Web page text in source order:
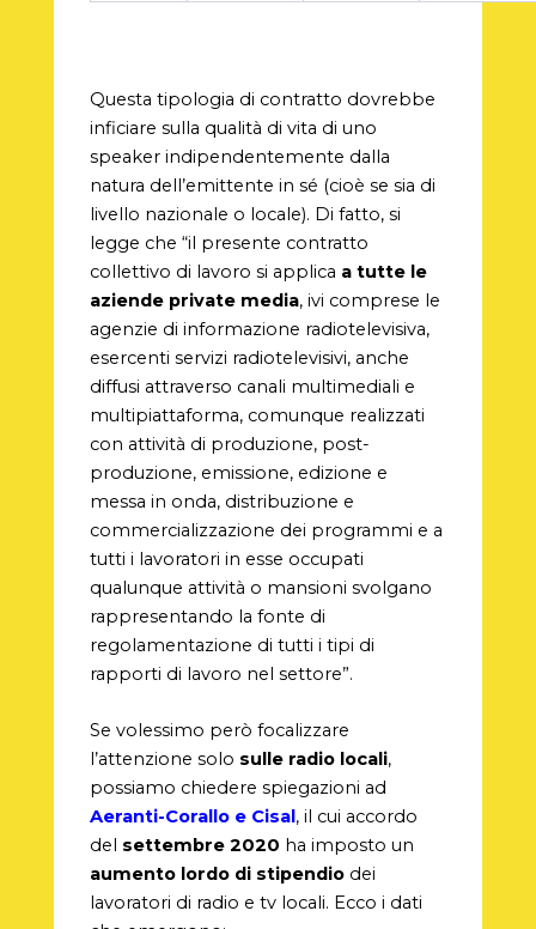
Questa tipologia di contratto dovrebbe
inficiare sulla qualità di vita di uno
speaker indipendentemente dalla
natura dell’emittente in sé (cioè se sia di
livello nazionale o locale). Di fatto, si
legge che “il presente contratto
collettivo di lavoro si applica a tutte le
aziende private media, ivi comprese le
agenzie di informazione radiotelevisiva,
esercenti servizi radiotelevisivi, anche
diffusi attraverso canali multimediali e
multipiattaforma, comunque realizzati
con attività di produzione, post-
produzione, emissione, edizione e
messa in onda, distribuzione e
commercializzazione dei programmi e a
tutti i lavoratori in esse occupati
qualunque attività o mansioni svolgano
rappresentando la fonte di
regolamentazione di tutti i tipi di
rapporti di lavoro nel settore”.
Se volessimo però focalizzare
l’attenzione solo sulle radio locali,
possiamo chiedere spiegazioni ad
Aeranti-Corallo e Cisal, il cui accordo
del settembre 2020 ha imposto un
aumento lordo di stipendiodei
lavoratori di radio e tv locali. Ecco i dati